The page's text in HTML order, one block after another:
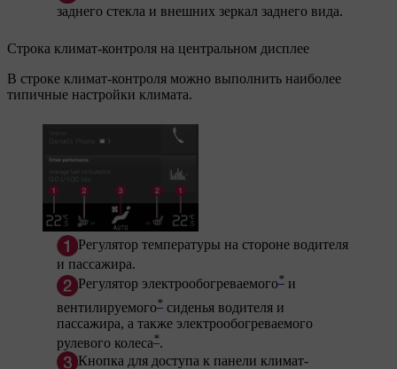
заднего стекла и внешних зеркал заднего вида.
Строка климат-контроля на центральном дисплее
В строке климат-контроля можно выполнить наиболее
типичные настройки климата.
Регулятор температуры на стороне водителя
и пассажира.
Регулятор электрообогреваемого* и
вентилируемого* сиденья водителя и
пассажира, а также электрообогреваемого
рулевого колеса*.
Кнопка для доступа к панели климат-